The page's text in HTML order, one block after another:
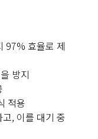
97% 효율로 제
방지
적용
, 이를 대기 중